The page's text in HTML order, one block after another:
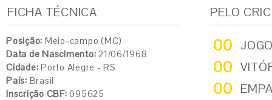
FICHA TÉCNICA
Posição: Meio-campo (MC)
Data de Nascimento: 21/06/1968
Cidade: Porto Alegre - RS
País: Brasil
Inscrição CBF: 095625
PELO
00
00
00